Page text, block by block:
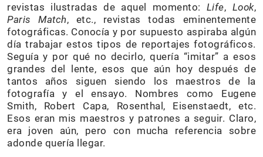
revistas ilustradas de aquel momento: Life, Look,
Paris Match, etc., revistas todas eminentemente
fotográficas. Conocía y por supuesto aspiraba algún
día trabajar estos tipos de reportajes fotográficos.
Seguía y por qué no decirlo, quería “imitar” a esos
grandes del lente, esos que aún hoy después de
tantos años siguen siendo los maestros de la
fotografía y el ensayo. Nombres como Eugene
Smith, Robert Capa, Rosenthal, Eisenstaedt, etc.
Esos eran mis maestros y patrones a seguir. Claro,
era joven aún, pero con mucha referencia sobre
adonde quería llegar.